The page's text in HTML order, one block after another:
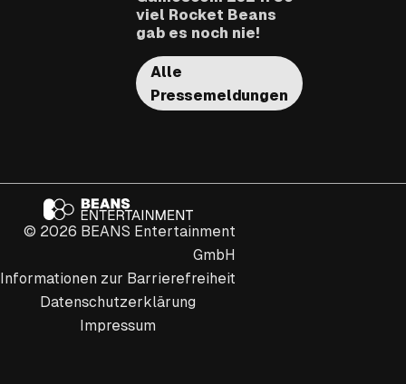
viel Rocket Beans
gab es noch nie!
Alle
Pressemeldungen
© 2026 BEANS Entertainment
GmbH
Informationen zur Barrierefreiheit
Datenschutzerklärung
Impressum